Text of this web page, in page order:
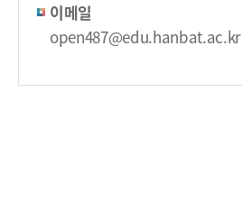
이메일
open487@edu.hanbat.ac.kr